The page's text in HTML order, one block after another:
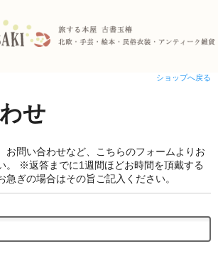
ショップへ戻る
せ
お問い合わせなど、こちらのフォームよりお
。 ※返答までに1週間ほどお時間を頂戴する
急ぎの場合はその旨ご記入ください。